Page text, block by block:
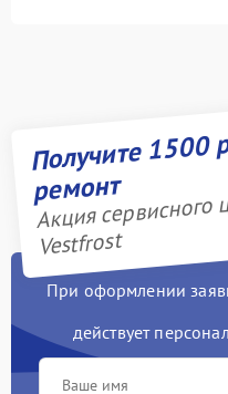
Получите 1500
ремонт
Акция сервисного
Vestfrost
При оформлении
действует